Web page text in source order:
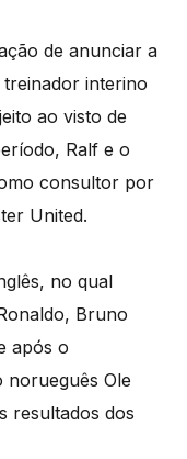
de anunciar a
interino
ao visto de
Ralf e o
consultor por
United.
no qual
Bruno
após o
norueguês Ole
resultados dos